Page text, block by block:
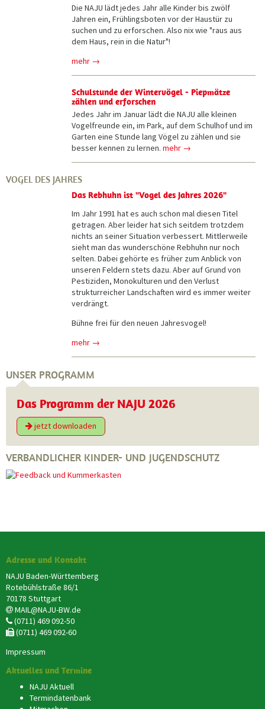
Die NAJU lädt jedes Jahr alle Kinder bis zwölf
Jahren ein, Frühlingsboten vor der Haustür zu
suchen und zu erforschen. Also nix wie "raus aus
dem Haus, rein in die Natur"!
mehr →
Schulstunde der Wintervögel - Piepmätze
zählen und erforschen
Jedes Jahr im Januar lädt die NAJU alle kleinen
Vogelfreunde ein, im Park, auf dem Schulhof und im
Garten eine Stunde lang Vögel zu zählen und sie
besser kennen zu lernen.mehr →
VOGEL DES JAHRES
Das Rebhuhn ist "Vogel des Jahres 2026"
Im Jahr 1991 hat es auch schon mal diesen Titel
getragen. Aber leider hat sich seitdem trotzdem
nichts an seiner Situation verbessert. Mittlerweile
sieht man das wunderschöne Rebhuhn nur noch
selten. Dabei gehörte es früher zum Anblick von
unseren Feldern stets dazu. Aber auf Grund von
Pestiziden, Monokulturen und den Verlust
strukturreicher Landschaften wird es immer weiter
verdrängt.
Bühne frei für den neuen Jahresvogel!
mehr →
UNSER PROGRAMM
Das Programm der NAJU 2026
jetzt downloaden
VERBANDLICHER KINDER- UND JUGENDSCHUTZ
Adresse und Kontakt
NAJU Baden-Württemberg
Rotebühlstraße 86/1
70178 Stuttgart
MAIL@NAJU-BW.de
(0711) 469 092-50
(0711) 469 092-60
Impressum
Aktuelles und Termine
NAJU Aktuell
Termindatenbank